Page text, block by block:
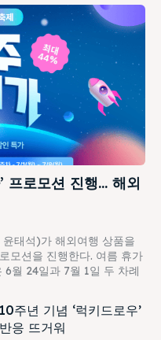
프로모션 진행… 해외
태석)가 해외여행 상품을
모션을 진행한다. 여름 휴가
월 24일과 7월 1일 두 차례
주년 기념 ‘럭키드로우’
응 뜨거워